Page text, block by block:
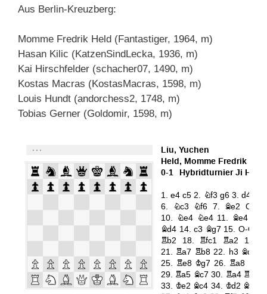
Aus Berlin-Kreuzberg:
Momme Fredrik Held (Fantastiger, 1964, m)
Hasan Kilic (KatzenSindLecka, 1936, m)
Kai Hirschfelder (schacher07, 1490, m)
Kostas Macras (KostasMacras, 1598, m)
Louis Hundt (andorchess2, 1748, m)
Tobias Gerner (Goldomir, 1598, m)